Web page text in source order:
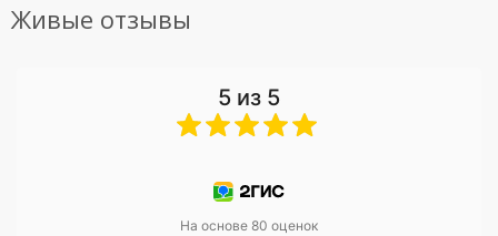
Живые отзывы
5 из 5
На основе 80 оценок